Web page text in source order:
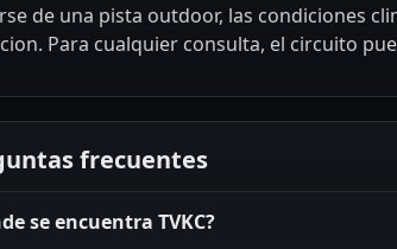
de una pista outdoor, las condiciones
Para cualquier consulta, el circuito
frecuentes
se encuentra TVKC?